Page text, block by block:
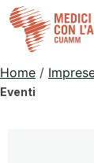
Skip
to
content
Home /
Eventi